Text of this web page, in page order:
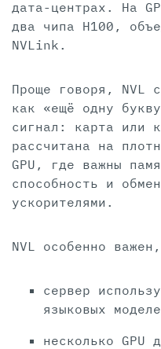
дата-центрах. На
два чипа H100,
NVLink.
Проще говоря, NVL
как «ещё одну
сигнал: карта или
рассчитана на
GPU, где важны
способность и
ускорителями.
NVL особенно
сервер
языковых
несколько GPU